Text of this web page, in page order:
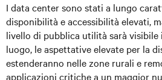
I data center sono stati a lungo
disponibilità e accessibilità elevati,
livello di pubblica utilità sarà visibile
luogo, le aspettative elevate per la
estenderanno nelle zone rurali e
applicazioni critiche a un maggior